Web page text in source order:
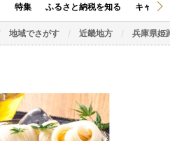
特集 ふるさと納税を知る キャン
地域でさがす 近畿地方 兵庫県姫